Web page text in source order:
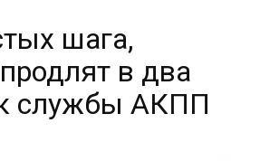
шага,
в два
службы АКПП